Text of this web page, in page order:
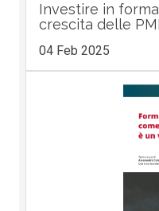
Investire in
crescita delle
04 Feb 2025